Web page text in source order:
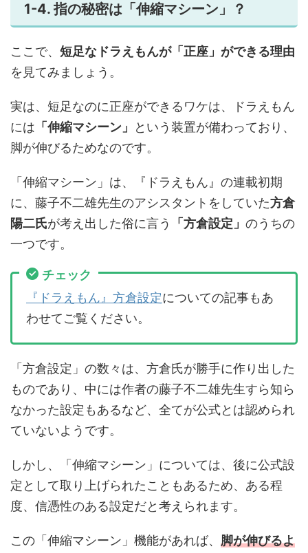
1-4. 指の秘密は「伸縮マシーン」？
ここで、 短足なドラえもんが「正座」ができる理由
を見てみましょう。
実は、短足なのに正座ができるワケは、ドラえもん
には 「伸縮マシーン」
という装置が備わっており、
脚が伸びるためなのです。
「伸縮マシーン」は、『ドラえもん』の連載初期
に、藤子不二雄先生のアシスタントをしていた方倉
陽二氏が考え出した俗に言う 「方倉設定」 のうちの
一つです。
チェック
『ドラえもん』方倉設定についての記事もあ
わせてご覧ください。
「方倉設定」の数々は、方倉氏が勝手に作り出した
ものであり、中には作者の藤子不二雄先生すら知ら
なかった設定もあるなど、全てが公式とは認められ
ていないようです。
しかし、「伸縮マシーン」については、後に公式設
定として取り上げられたこともあるため、ある程
度、信憑性のある設定だと考えられます。
この「伸縮マシーン」機能があれば、 脚が伸びるよ